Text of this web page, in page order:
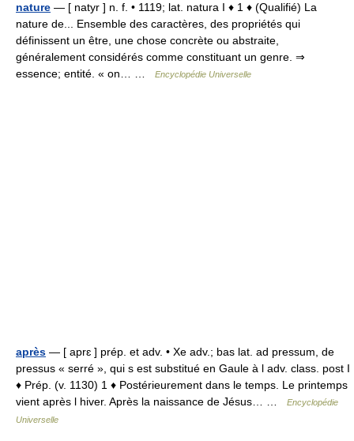
nature — [ natyr ] n. f. • 1119; lat. natura I ♦ 1 ♦ (Qualifié) La
nature de... Ensemble des caractères, des propriétés qui
définissent un être, une chose concrète ou abstraite,
généralement considérés comme constituant un genre. ⇒
essence; entité. « on… …
Encyclopédie Universelle
après — [ aprɛ ] prép. et adv. • Xe adv.; bas lat. ad pressum, de
pressus « serré », qui s est substitué en Gaule à l adv. class. post I
♦ Prép. (v. 1130) 1 ♦ Postérieurement dans le temps. Le printemps
vient après l hiver. Après la naissance de Jésus… …
Encyclopédie
Universelle